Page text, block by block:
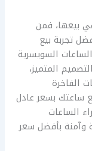
بيعها، فمن
تجربة بيع
السويسرية
المتميز،
الفاخرة
ساعتك بسعر عادل
الساعات
وآمنة بأفضل سعر